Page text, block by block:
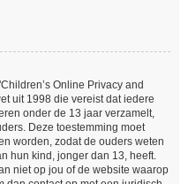
Online Privacy and
uit 1998 die vereist dat iedere
onder de 13 jaar verzamelt,
Deze toestemming moet
worden, zodat de ouders weten
hun kind, jonger dan 13, heeft.
niet op jou of de website waarop